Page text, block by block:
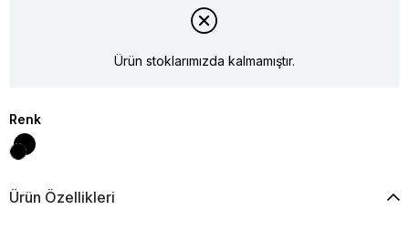
Ürün stoklarımızda kalmamıştır.
Renk
Ürün Özellikleri